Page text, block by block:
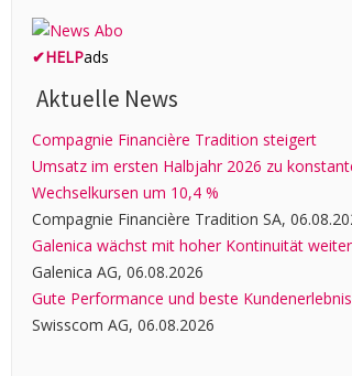
✔HELPads
Aktuelle News
Compagnie Financière Tradition steigert
Umsatz im ersten Halbjahr 2026 zu
Wechselkursen um 10,4 %
Compagnie Financière Tradition SA,
Galenica wächst mit hoher Kontinuität weiter
Galenica AG, 06.08.2026
Gute Performance und beste
Swisscom AG, 06.08.2026